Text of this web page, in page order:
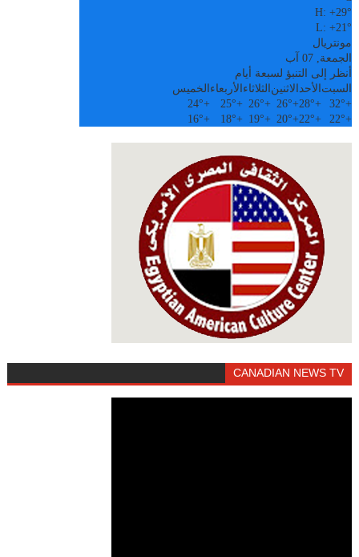
H:+29°
L:+21°
مونتريال
الجمعة, 07 آب
أنظر إلى التنبؤ لسبعة أيام
السبت الأحدالاثنين الثلاثاء الأربعاء الخميس
+
32°
+
28°
+
26°
+
26°
+
25°
+
24°
+
22°
+
22°
+
20°
+
19°
+
18°
+
16°
CANADIAN NEWS TV